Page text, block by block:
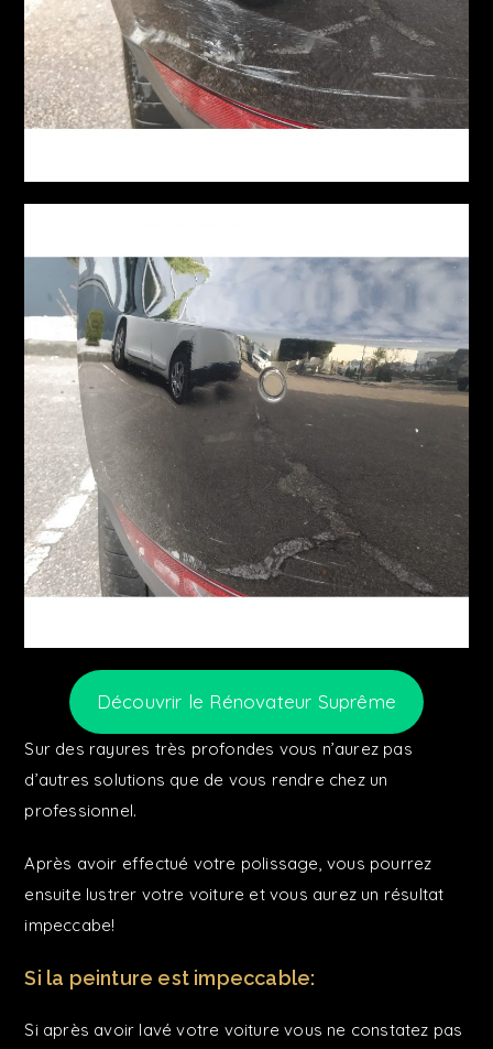
Découvrir le Rénovateur Suprême
Sur des rayures très profondes vous n’aurez pas
d’autres solutions que de vous rendre chez un
professionnel.
Après avoir effectué votre polissage, vous pourrez
ensuite lustrer votre voiture et vous aurez un résultat
impeccabe!
Si la peinture est impeccable:
Si après avoir lavé votre voiture vous ne constatez pas